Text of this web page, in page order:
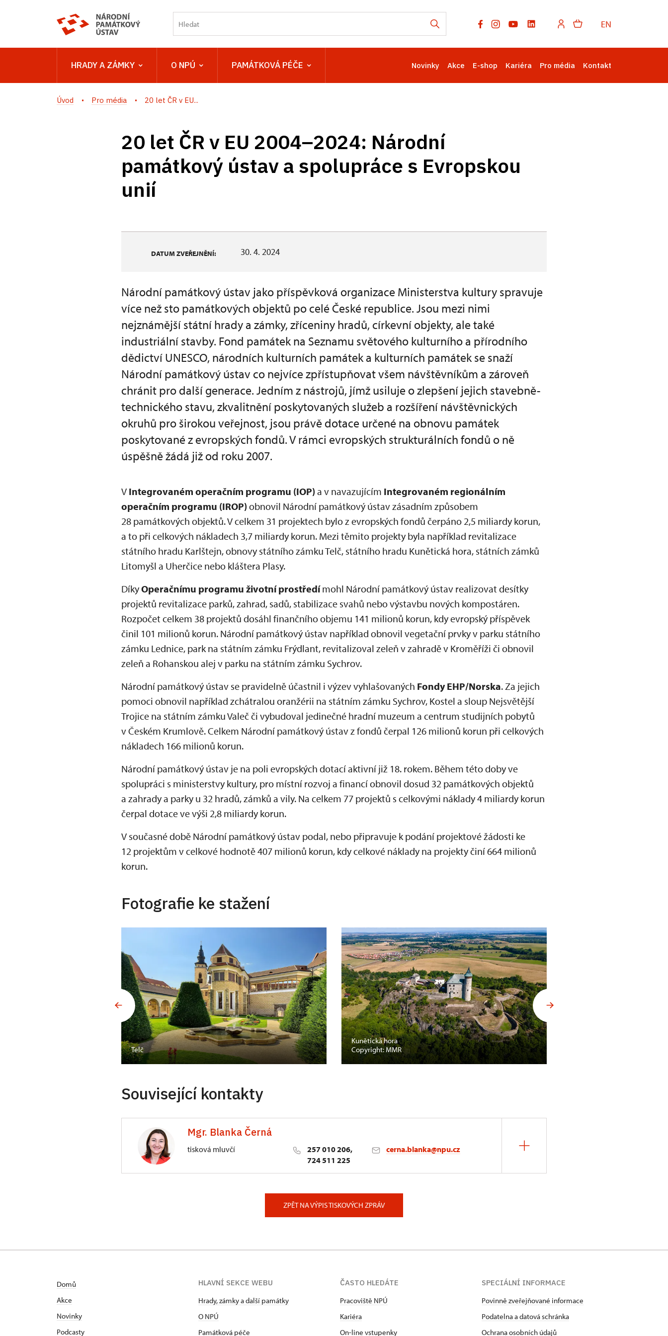
EN
HRADY A ZÁMKY O NPÚ PAMÁTKOVÁ PÉČE Novinky Akce E-shop Kariéra Pro média Kontakt
Úvod Pro média 20 let ČR v EU...
20 let ČR v EU 2004–⁠⁠⁠⁠⁠⁠2024: Národní
památkový ústav a spolupráce s Evropskou
unií
DATUM ZVEŘEJNĚNÍ: 30. 4. 2024
Národní památkový ústav jako příspěvková organizace Ministerstva kultury spravuje
více než sto památkových objektů po celé České republice. Jsou mezi nimi
nejznámější státní hrady a zámky, zříceniny hradů, církevní objekty, ale také
industriální stavby. Fond památek na Seznamu světového kulturního a přírodního
dědictví UNESCO, národních kulturních památek a kulturních památek se snaží
Národní památkový ústav co nejvíce zpřístupňovat všem návštěvníkům a zároveň
chránit pro další generace. Jedním z nástrojů, jímž usiluje o zlepšení jejich stavebně-
technického stavu, zkvalitnění poskytovaných služeb a rozšíření návštěvnických
okruhů pro širokou veřejnost, jsou právě dotace určené na obnovu památek
poskytované z evropských fondů. V rámci evropských strukturálních fondů o ně
úspěšně žádá již od roku 2007.
V Integrovaném operačním programu (IOP) a v navazujícím Integrovaném regionálním
operačním programu (IROP) obnovil Národní památkový ústav zásadním způsobem
28 památkových objektů. V celkem 31 projektech bylo z evropských fondů čerpáno 2,5 miliardy korun,
a to při celkových nákladech 3,7 miliardy korun. Mezi těmito projekty byla například revitalizace
státního hradu Karlštejn, obnovy státního zámku Telč, státního hradu Kunětická hora, státních zámků
Litomyšl a Uherčice nebo kláštera Plasy.
DíkyOperačnímu programu životní prostředímohl Národní památkový ústav realizovat desítky
projektů revitalizace parků, zahrad, sadů, stabilizace svahů nebo výstavbu nových kompostáren.
Rozpočet celkem 38 projektů dosáhl finančního objemu 141 milionů korun, kdy evropský příspěvek
činil 101 milionů korun. Národní památkový ústav například obnovil vegetační prvky v parku státního
zámku Lednice, park na státním zámku Frýdlant, revitalizoval zeleň v zahradě v Kroměříži či obnovil
zeleň a Rohanskou alej v parku na státním zámku Sychrov.
Národní památkový ústav se pravidelně účastnil i výzev vyhlašovaných Fondy EHP/Norska. Za jejich
pomoci obnovil například zchátralou oranžérii na státním zámku Sychrov, Kostel a sloup Nejsvětější
Trojice na státním zámku Valeč či vybudoval jedinečné hradní muzeum a centrum studijních pobytů
v Českém Krumlově. Celkem Národní památkový ústav z fondů čerpal 126 milionů korun při celkových
nákladech 166 milionů korun.
Národní památkový ústav je na poli evropských dotací aktivní již 18. rokem. Během této doby ve
spolupráci s ministerstvy kultury, pro místní rozvoj a financí obnovil dosud 32 památkových objektů
a zahrady a parky u 32 hradů, zámků a vily. Na celkem 77 projektů s celkovými náklady 4 miliardy korun
čerpal dotace ve výši 2,8 miliardy korun.
V současné době Národní památkový ústav podal, nebo připravuje k podání projektové žádosti ke
12 projektům v celkové hodnotě 407 milionů korun, kdy celkové náklady na projekty činí 664 milionů
korun.
Fotografie ke stažení
Telč
Kunětická hora
Copyright: MMR
Související kontakty
Mgr. Blanka Černá
tisková mluvčí
257 010 206,
724 511 225
cerna.blanka@npu.cz
ZPĚT NA VÝPIS TISKOVÝCH ZPRÁV
Domů
Akce
Novinky
Podcasty
HLAVNÍ SEKCE WEBU
Hrady, zámky a další památky
O NPÚ
Památková péče
ČASTO HLEDÁTE
Pracoviště NPÚ
Kariéra
On-line vstupenky
SPECIÁLNÍ INFORMACE
Povinně zveřejňované informace
Podatelna a datová schránka
Ochrana osobních údajů